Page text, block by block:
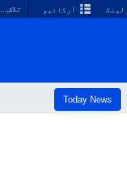
آرکائیو
Today News